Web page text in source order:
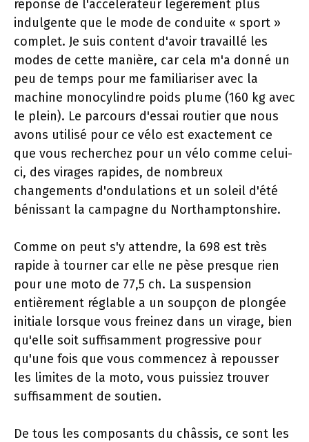
réponse de l'accélérateur légèrement plus
indulgente que le mode de conduite « sport »
complet. Je suis content d'avoir travaillé les
modes de cette manière, car cela m'a donné un
peu de temps pour me familiariser avec la
machine monocylindre poids plume (160 kg avec
le plein). Le parcours d'essai routier que nous
avons utilisé pour ce vélo est exactement ce
que vous recherchez pour un vélo comme celui-
ci, des virages rapides, de nombreux
changements d'ondulations et un soleil d'été
bénissant la campagne du Northamptonshire.
Comme on peut s'y attendre, la 698 est très
rapide à tourner car elle ne pèse presque rien
pour une moto de 77,5 ch. La suspension
entièrement réglable a un soupçon de plongée
initiale lorsque vous freinez dans un virage, bien
qu'elle soit suffisamment progressive pour
qu'une fois que vous commencez à repousser
les limites de la moto, vous puissiez trouver
suffisamment de soutien.
De tous les composants du châssis, ce sont les